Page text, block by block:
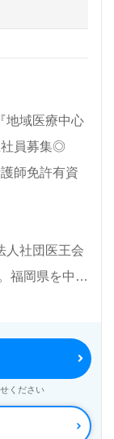
収集、将来的
介、年収交
けます。＜非
ロと一緒に
ます。
地域医療中心
社員募集◎
師免許有資
人社団医王会
福岡県を中心
神経外科、循
尿器科皮膚科
。
『患者様に寄
ください